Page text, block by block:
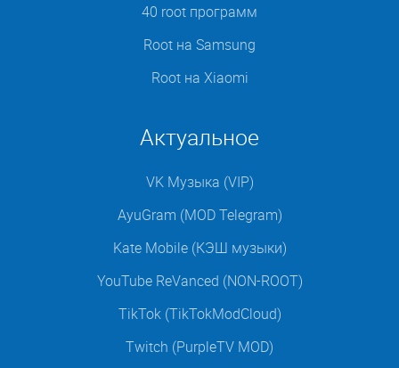
40 root программ
Root на Samsung
Root на Xiaomi
Актуальное
VK Музыка (VIP)
AyuGram (MOD Telegram)
Kate Mobile (КЭШ музыки)
YouTube ReVanced (NON-ROOT)
TikTok (TikTokModCloud)
Twitch (PurpleTV MOD)